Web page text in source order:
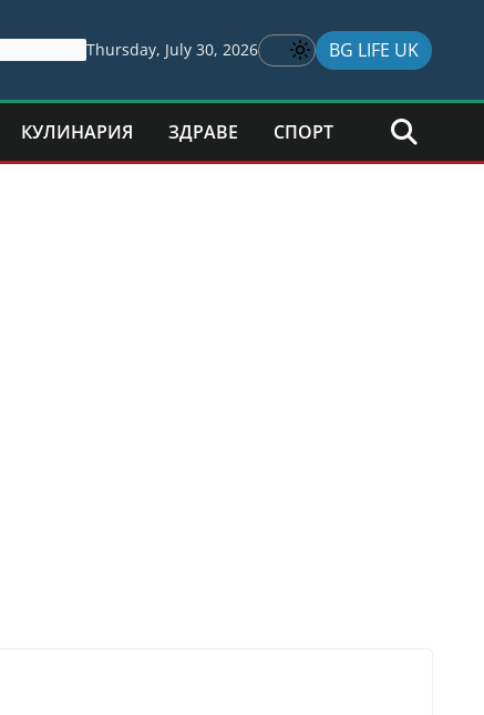
Thursday, July 30, 2026 BG LIFE UK
КУЛИНАРИЯ ЗДРАВЕ СПОРТ